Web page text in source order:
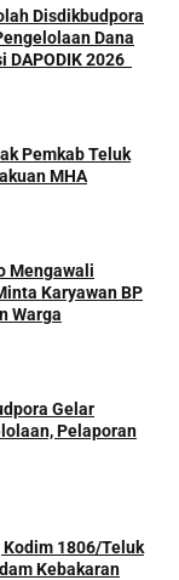
Disdikbudpora
Dana
Pemkab Teluk
MHA
Mengawali
Karyawan BP
Warga
Gelar
Pelaporan
1806/Teluk
Kebakaran